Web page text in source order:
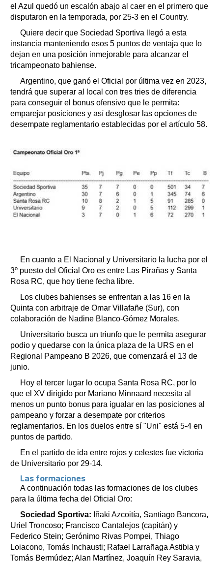
el Azul quedó un escalón abajo al caer en el primero que
disputaron en la temporada, por 25-3 en el Country.
Quiere decir que Sociedad Sportiva llegó a esta
instancia manteniendo esos 5 puntos de ventaja que lo
dejan en una posición inmejorable para alcanzar el
tricampeonato bahiense.
Argentino, que ganó el Oficial por última vez en 2023,
tendrá que superar al local con tres tries de diferencia
para conseguir el bonus ofensivo que le permita:
emparejar posiciones y así desglosar las opciones de
desempate reglamentario establecidas por el artículo 58.
En cuanto a El Nacional y Universitario la lucha por el
3º puesto del Oficial Oro es entre Las Pirañas y Santa
Rosa RC, que hoy tiene fecha libre.
Los clubes bahienses se enfrentan a las 16 en la
Quinta con arbitraje de Omar Villafañe (Sur), con
colaboración de Nadine Blanco-Gómez Morales.
Universitario busca un triunfo que le permita asegurar
podio y quedarse con la única plaza de la URS en el
Regional Pampeano B 2026, que comenzará el 13 de
junio.
Hoy el tercer lugar lo ocupa Santa Rosa RC, por lo
que el XV dirigido por Mariano Minnaard necesita al
menos un punto bonus para igualar en las posiciones al
pampeano y forzar a desempate por criterios
reglamentarios. En los duelos entre sí "Uni" está 5-4 en
puntos de partido.
En el partido de ida entre rojos y celestes fue victoria
de Universitario por 29-14.
Las formaciones
A continuación todas las formaciones de los clubes
para la última fecha del Oficial Oro:
Sociedad Sportiva: Iñaki Azcoitía, Santiago Bancora,
Uriel Troncoso; Francisco Cantalejos (capitán) y
Federico Stein; Gerónimo Rivas Pompei, Thiago
Loiacono, Tomás Inchausti; Rafael Larrañaga Astibia y
Tomás Bermúdez; Alan Martínez, Joaquín Rey Saravia,